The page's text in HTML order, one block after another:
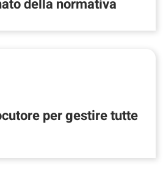
della normativa
per gestire tutte